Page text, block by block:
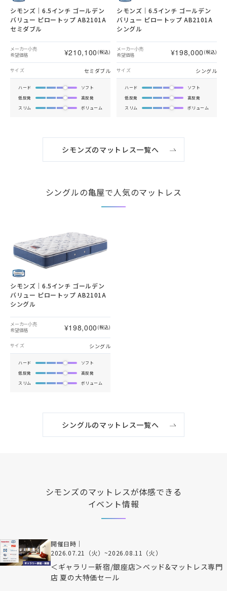
シモンズ｜6.5インチ ゴールデン
バリュー ピロートップ AB2101A
セミダブル
メーカー小売
希望価格
¥210,100 (税込)
サイズ セミダブル
ハード
ソフト
低反発
高反発
スリム
ボリューム
シモンズ｜6.5インチ ゴールデン
バリュー ピロートップ AB2101A
シングル
メーカー小売
希望価格
¥198,000 (税込)
サイズ シングル
ハード
ソフト
低反発
高反発
スリム
ボリューム
シモンズのマットレス一覧へ
シングルの亀屋で人気のマットレス
シモンズ｜6.5インチ ゴールデン
バリュー ピロートップ AB2101A
シングル
メーカー小売
希望価格
¥198,000 (税込)
サイズ シングル
ハード
ソフト
低反発
高反発
スリム
ボリューム
シングルのマットレス一覧へ
シモンズのマットレスが体感できる
イベント情報
開催日時｜
2026.07.21（火） ~2026.08.11（火）
＜ギャラリー新宿/銀座店＞ベッド&マットレス専門
店 夏の大特価セール